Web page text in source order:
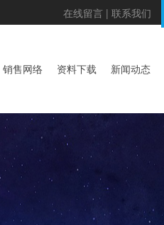
在线留言 | 联系我们
销售网络 资料下载 新闻动态